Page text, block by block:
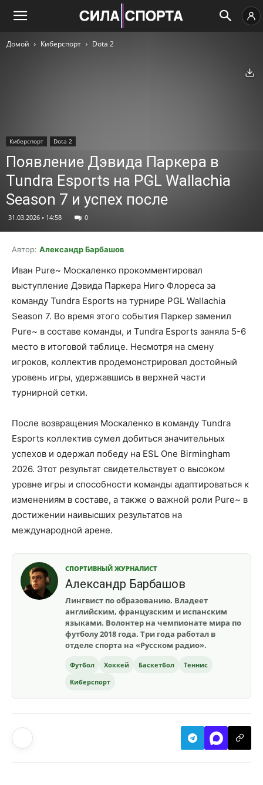
Домой Киберспорт Dota 2
Киберспорт Dota 2
Появление Дэвида Паркера в
Tundra Esports на PGL Wallachia
Season 7 и успех после
31.03.2026 • 14:58 0
Автор: Александр Барбашов
Иван Pure~ Москаленко прокомментировал
выступление Дэвида Паркера Ниго Флореса за
команду Tundra Esports на турнире PGL Wallachia
Season 7. Во время этого события Паркер заменил
Pure~ в составе команды, и Tundra Esports заняла 5-6
место в итоговой таблице. Несмотря на смену
игроков, коллектив продемонстрировал достойный
уровень игры, удержавшись в верхней части
турнирной сетки.
После возвращения Москаленко в команду Tundra
Esports коллектив сумел добиться значительных
успехов и одержал победу на ESL One Birmingham
2026. Этот результат свидетельствует о высоком
уровне игры и способности команды адаптироваться к
изменениям в составе, а также о важной роли Pure~ в
достижении наивысших результатов на
международной арене.
СПОРТИВНЫЙ ЖУРНАЛИСТ
Александр Барбашов
Лингвист по образованию. Владеет
английским, французским и испанским
языками. Волонтер на чемпионате мира по
футболу 2018 года. Три года работал в
отделе спорта на «Русском радио».
Футбол Хоккей Баскетбол
Теннис
Киберспорт